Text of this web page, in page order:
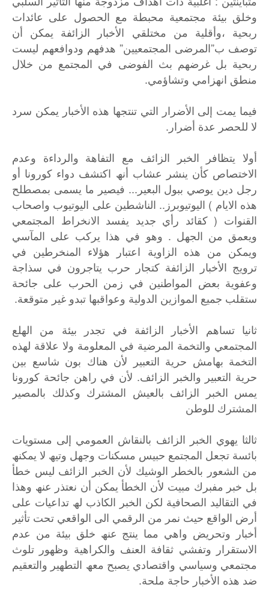
وخلق بیئة مجتمعیة محبطة مع الحصول على عائدات
ربحیة ،وأقلیة من مختلقي الأخبار الزائفة یمكن أن
توصف ب”المرضى المجتمعیین” ھدفھم ودوافعھم لیست
ربحیة بل غرضھم بث الفوضى في المجتمع من خلال
منطق انھزامي وتشاؤمي.
فیما یمت إلى الأضرار التي تنتجھا ھذه الأخبار یمكن سرد
لا للحصر عدة أضرار.
أولا یتظافر الخبر الزائف مع التفاھة والرداءة وعدم
الاختصاص كأن ینشر عشاب أنھ اكتشف دواء كورونا أو
رجل دین يوصي ببول البعیر... فیصیر ما یسمى بمصطلح
ھذه الایام ) الیوتیوبرز.. الناشطین على الیوتیوب واصحاب
القنوات ( كقائد رأي جدید یفسد الانخراط المجتمعي
ویعمق من الجھل . وھو في ھذا یركب على المآسي
ویمكن من ھذه الزاویة اعتبار ھؤلاء المنخرطین في
ترویج الأخبار الزائفة كتجار حرب یتاجرون في سذاجة
وعفویة بعض المواطنین في زمن الحرب على جائحة
ستقلب جمیع الموازین الدولیة وعواقبها تبدو غیر متوقعة.
ثانیا تساھم الأخبار الزائفة في تجدر بیئة من الھلع
المجتمعي والتخمة المرضیة في المعلومة ولا علاقة لھذه
التخمة بھامش حریة التعبیر لأن ھناك بون شاسع بین
حریة التعبیر والخبر الزائف. لأن في راھن جائحة كورونا
یمس الخبر الزائف بالعیش المشترك وكذلك بالمصیر
المشترك للوطن
ثالثا یھوي الخبر الزائف بالنقاش العمومي إلى مستویات
بائسة تجعل المجتمع حبیس مسكنات وجھل وتیھ لا يمكنھ
من الشعور بالخطر الوشیك لأن الخبر الزائف لیس خطأ
بل خبر مفبرك مبیت لأن الخطأ یمكن أن نعتذر عنھ وھذا
في التقالید الصحافیة لكن الخبر الكاذب لھ تداعیات على
أرض الواقع حیث نمر من الرقمي الى الواقعي تحت تأثیر
أخبار وتحریض واھي مما ینتج عنھ خلق بیئة من عدم
الاستقرار وتفشي ثقافة العنف والكراھیة وظھور تلوث
مجتمعي وسیاسي واقتصادي یصبح معھ التطھیر والتعقیم
ضد ھذه الأخبار حاجة ملحة.